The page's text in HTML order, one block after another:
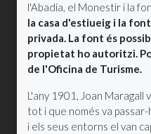
l'Abadia, el Monestir i la
la casa d'estiueig i la
privada. La font és
propietat ho autoritzi.
de l'Oficina de Turisme.
L'any 1901, Joan Maragall
tot i que només va
i els seus entorns el van